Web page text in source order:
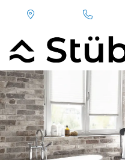
Direkt
zum
Inhalt